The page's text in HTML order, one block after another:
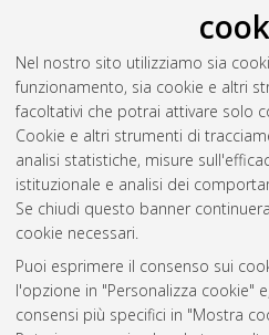
Nel nostro sito utilizziamo sia
funzionamento, sia cookie e altri
facoltativi che potrai attivare solo
Cookie e altri strumenti di
analisi statistiche, misure
istituzionale e analisi dei
Se chiudi questo banner
cookie necessari.
Puoi esprimere il consenso sui
l'opzione in "Personalizza cookie"
consensi più specifici in "Mostra
Gestione del
Atom
Rss 1.0